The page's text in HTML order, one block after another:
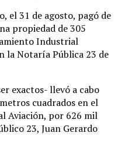
el 31 de agosto, pagó de
propiedad de 305
Industrial
la Notaría Pública 23 de
exactos- llevó a cabo
cuadrados en el
Aviación, por 626 mil
23, Juan Gerardo